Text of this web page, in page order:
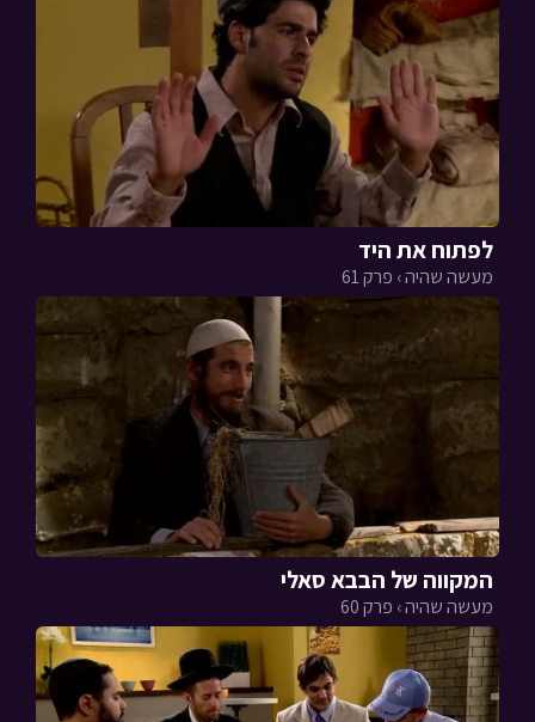
לפתוח את היד
מעשה שהיה › פרק 61
המקווה של הבבא סאלי
מעשה שהיה › פרק 60